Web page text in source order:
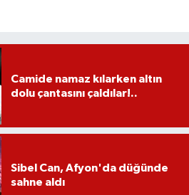
Camide namaz kılarken altın
dolu çantasını çaldılar!..
Sibel Can, Afyon'da düğünde
sahne aldı